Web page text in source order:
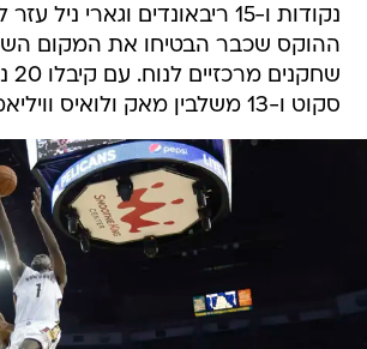
ההוקס שכבר הבטיחו את המקום
סקוט ו-13 משלבין מאק ולואיס וויליאמס.